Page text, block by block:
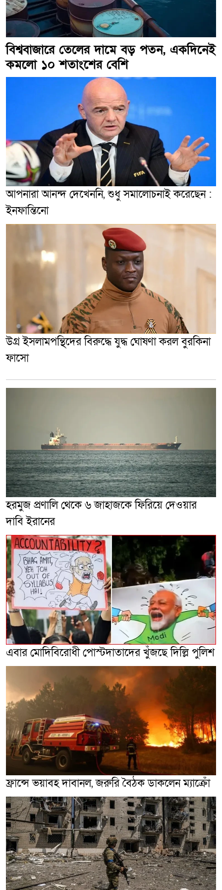
বিশ্ববাজারে তেলের দামে বড় পতন, একদিনেই
কমলো ১০ শতাংশের বেশি
আপনারা আনন্দ দেখেননি, শুধু সমালোচনাই করেছেন :
ইনফান্তিনো
উগ্র ইসলামপন্থিদের বিরুদ্ধে যুদ্ধ ঘোষণা করল বুরকিনা
ফাসো
হরমুজ প্রণালি থেকে ৬ জাহাজকে ফিরিয়ে দেওয়ার
দাবি ইরানের
এবার মোদিবিরোধী পোস্টদাতাদের খুঁজছে দিল্লি পুলিশ
ফ্রান্সে ভয়াবহ দাবানল, জরুরি বৈঠক ডাকলেন ম্যাক্রোঁ